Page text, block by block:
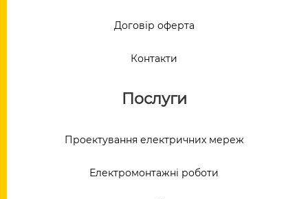
Договір оферта
Контакти
Послуги
Проектування електричних мереж
Електромонтажні роботи